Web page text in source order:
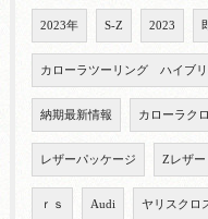
2023年 S-Z 2023
カローラツーリング ハイブリ
納期最新情報 カローラク
レザーパッケージ Zレザー
ｒｓ Audi ヤリスクロ